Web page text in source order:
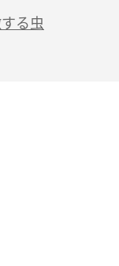
トウ虫は「運気の変化
かけたら「対人運がア
る虫